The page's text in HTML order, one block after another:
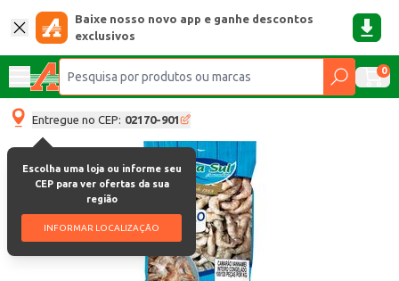
Baixe nosso novo app e ganhe descontos
exclusivos
0
Entregue no CEP: 02170-901
Escolha uma loja ou informe seu
CEP para ver ofertas da sua
região
INFORMAR LOCALIZAÇÃO